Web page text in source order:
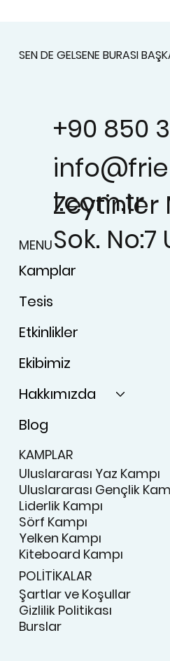
SEN DE GELSENE BURASI
+90 850
MENU
Kamplar
Tesis
Etkinlikler
Ekibimiz
Hakkımızda
Blog
KAMPLAR
Uluslararası Yaz Kampı
Uluslararası Gençlik
Liderlik Kampı
Sörf Kampı
Yelken Kampı
Kiteboard Kampı
POLİTİKALAR
Şartlar ve Koşullar
Gizlilik Politikası
Burslar
l.com.tr
Zeytinler
Sok.